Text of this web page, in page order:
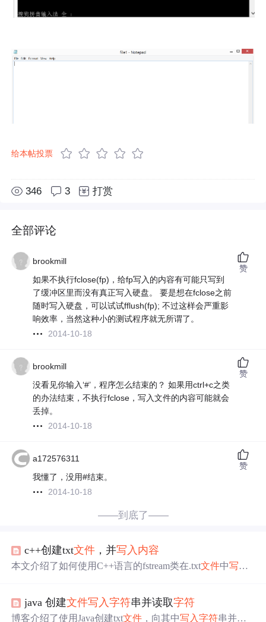
给本帖投票
346 3 打赏
全部评论
brookmill
如果不执行fclose(fp)，给fp写入的内容有可能只写到
了缓冲区里而没有真正写入硬盘。 要是想在fclose之前
随时写入硬盘，可以试试fflush(fp); 不过这样会严重影
响效率，当然这种小的测试程序就无所谓了。
2014-10-18
赞
brookmill
没看见你输入‘#’，程序怎么结束的？ 如果用ctrl+c之类
的办法结束，不执行fclose，写入文件的内容可能就会
丢掉。
2014-10-18
赞
a172576311
我懂了，没用#结束。
2014-10-18
赞
——到底了——
c++创建txt文件 ，并写入 内容
本文介绍了如何使用C++语言的fstream类在.txt文件中写入
入 内容以及关闭文件的操作流程。
java 创建文件写入字符串并读取字符
博客介绍了使用Java创建txt文件 ，向其中写入字符串并读